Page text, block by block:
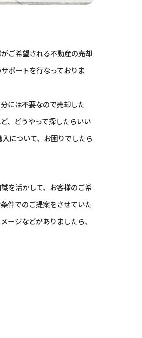
ご希望される不動産の売却
ポートを行なっておりま
には不要なので売却した
、どうやって探したらいい
について、お困りでしたら
を活かして、お客様のご希
件でのご提案をさせていた
ージなどがありましたら、